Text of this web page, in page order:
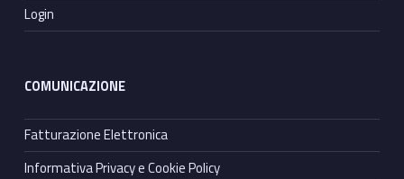
Login
COMUNICAZIONE
Fatturazione Elettronica
Informativa Privacy e Cookie Policy